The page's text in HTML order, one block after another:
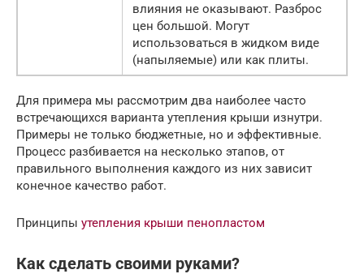
влияния не оказывают. Разброс
цен большой. Могут
использоваться в жидком виде
(напыляемые) или как плиты.
Для примера мы рассмотрим два наиболее часто
встречающихся варианта утепления крыши изнутри.
Примеры не только бюджетные, но и эффективные.
Процесс разбивается на несколько этапов, от
правильного выполнения каждого из них зависит
конечное качество работ.
Принципы утепления крыши пенопластом
Как сделать своими руками?